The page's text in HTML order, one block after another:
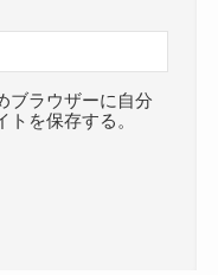
ブラウザーに自分
を保存する。